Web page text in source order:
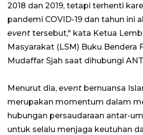
2018 dan 2019, tetapi terhenti
pandemi COVID-19 dan tahun ini
event tersebut," kata Ketua
Masyarakat (LSM) Buku Bendera
Mudaffar Sjah saat dihubungi
Menurut dia, event bernuansa
merupakan momentum dalam
hubungan persaudaraan antar-
untuk selalu menjaga keutuhan